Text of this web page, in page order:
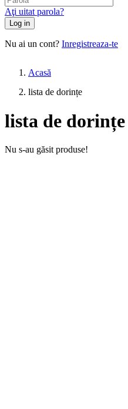
Aţi uitat parola?
Log in
Nu ai un cont? Inregistreaza-te
Acasă
lista de dorințe
lista de dorințe
Nu s-au găsit produse!